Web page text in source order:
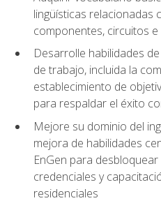
lingüísticas relacionadas
componentes, circuitos
Desarrolle habilidades
de trabajo, incluida la
establecimiento de
para respaldar el éxito
Mejore su dominio del
mejora de habilidades
EnGen para
credenciales y
residenciales